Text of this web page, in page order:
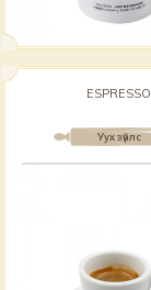
Уух зүйлс
ESPRESSO